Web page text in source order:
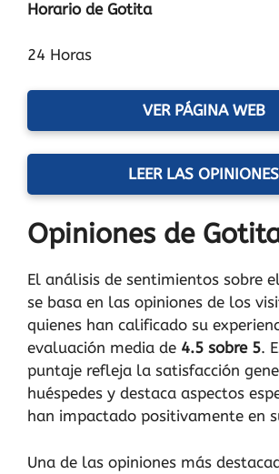
Horario de Gotita
24 Horas
VER PÁGINA WEB
LEER LAS OPINIONES
Opiniones de
El análisis de sentimientos sobre
se basa en las opiniones de los
quienes han calificado su
evaluación media de 4.5 sobre 5.
puntaje refleja la satisfacción
huéspedes y destaca aspectos
han impactado positivamente en
Una de las opiniones más